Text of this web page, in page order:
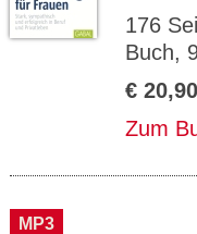
176
Buch,
€
Zum
MP3